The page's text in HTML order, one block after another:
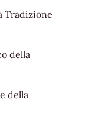
Tradizione
della
della